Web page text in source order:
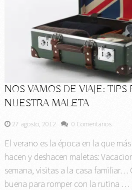
NOS VAMOS DE VIAJE: TIPS
NUESTRA MALETA
27 agosto, 2012 0 Comentarios
El verano es la época en la que
hacen y deshacen maletas:
semana, visitas a la casa familiar…
buena para romper con la rutina …